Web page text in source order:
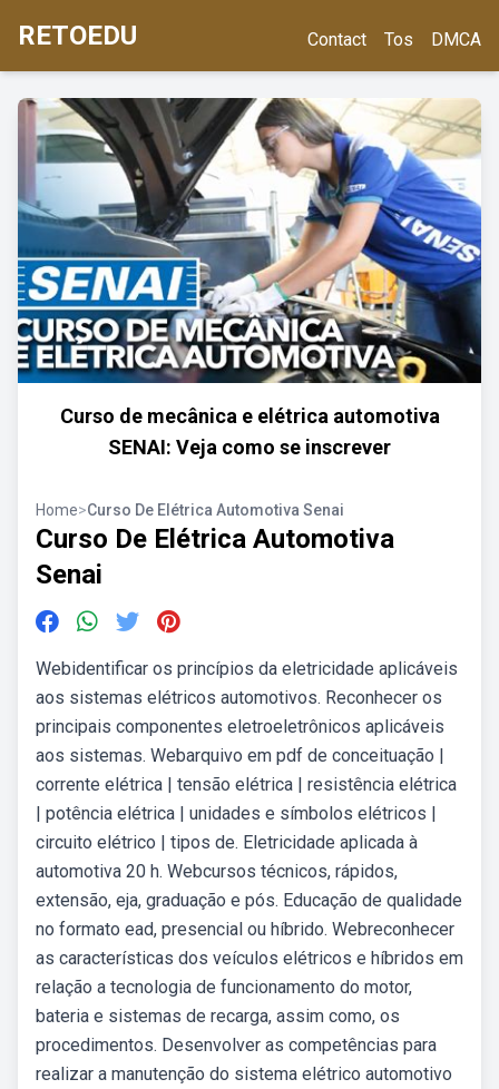
RETOEDU Contact Tos DMCA
Curso de mecânica e elétrica automotiva
SENAI: Veja como se inscrever
Home>Curso De Elétrica Automotiva Senai
Curso De Elétrica Automotiva
Senai
Webidentificar os princípios da eletricidade aplicáveis
aos sistemas elétricos automotivos. Reconhecer os
principais componentes eletroeletrônicos aplicáveis
aos sistemas. Webarquivo em pdf de conceituação |
corrente elétrica | tensão elétrica | resistência elétrica
| potência elétrica | unidades e símbolos elétricos |
circuito elétrico | tipos de. Eletricidade aplicada à
automotiva 20 h. Webcursos técnicos, rápidos,
extensão, eja, graduação e pós. Educação de qualidade
no formato ead, presencial ou híbrido. Webreconhecer
as características dos veículos elétricos e híbridos em
relação a tecnologia de funcionamento do motor,
bateria e sistemas de recarga, assim como, os
procedimentos. Desenvolver as competências para
realizar a manutenção do sistema elétrico automotivo